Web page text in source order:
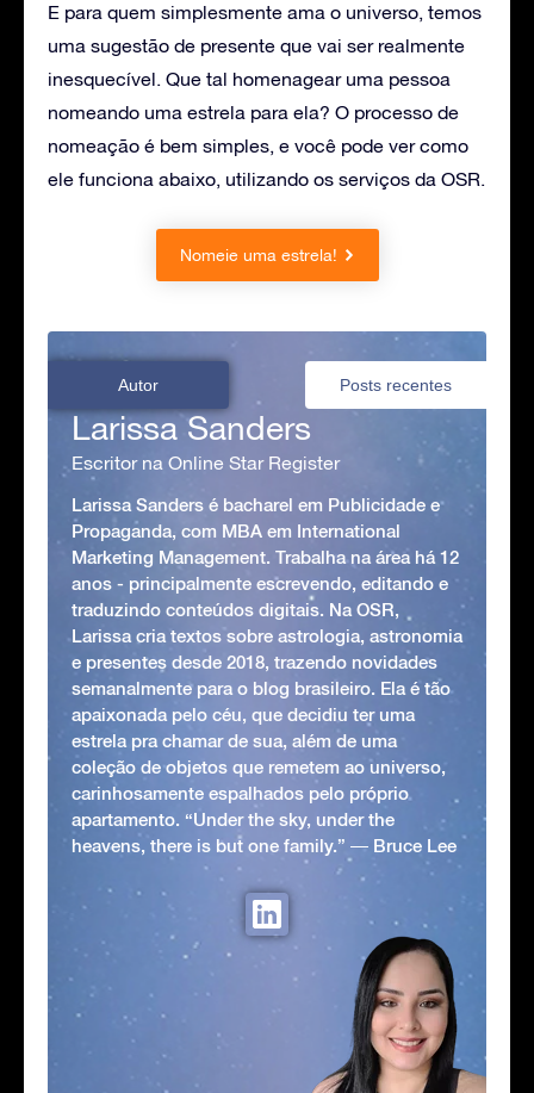
E para quem simplesmente ama o universo, temos
uma sugestão de presente que vai ser realmente
inesquecível. Que tal homenagear uma pessoa
nomeando uma estrela para ela? O processo de
nomeação é bem simples, e você pode ver como
ele funciona abaixo, utilizando os serviços da OSR.
Nomeie uma estrela!
Autor Posts recentes
Larissa Sanders
Escritor na Online Star Register
Larissa Sanders é bacharel em Publicidade e
Propaganda, com MBA em International
Marketing Management. Trabalha na área há 12
anos - principalmente escrevendo, editando e
traduzindo conteúdos digitais. Na OSR,
Larissa cria textos sobre astrologia, astronomia
e presentes desde 2018, trazendo novidades
semanalmente para o blog brasileiro. Ela é tão
apaixonada pelo céu, que decidiu ter uma
estrela pra chamar de sua, além de uma
coleção de objetos que remetem ao universo,
carinhosamente espalhados pelo próprio
apartamento. “Under the sky, under the
heavens, there is but one family.” ― Bruce Lee